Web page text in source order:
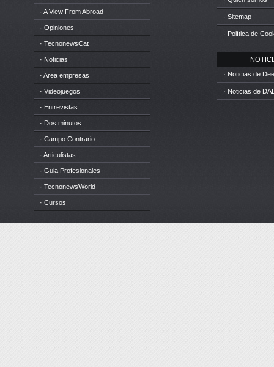
· A View From Abroad
· Opiniones
· TecnonewsCat
· Noticias
· Area empresas
· Videojuegos
· Entrevistas
· Dos minutos
· Campo Contrario
· Articulistas
· Guia Profesionales
· TecnonewsWorld
· Cursos
· Sitemap
· Política de
· Noticias de
· Noticias de